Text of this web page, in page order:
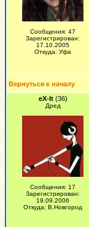
Сообщения: 47
Зарегистрирован:
17.10.2005
Откуда: Уфа
Вернуться к началу
eX-It(36)
Дред
Сообщения: 17
Зарегистрирован:
19.09.2006
Откуда: В.Новгород